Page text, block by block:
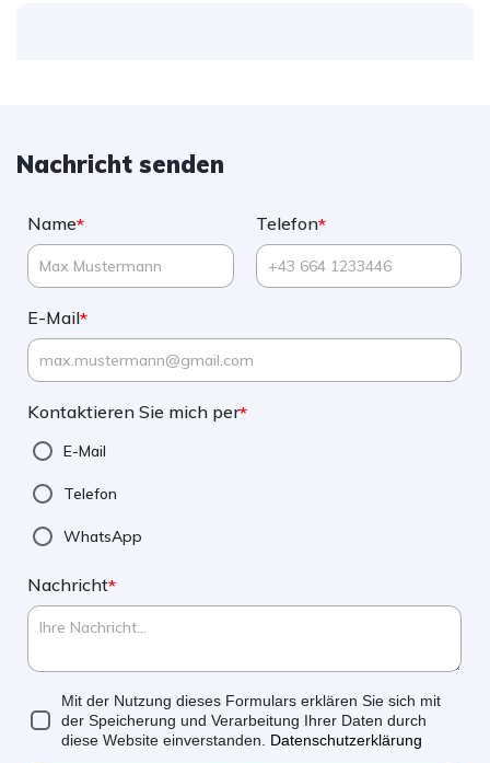
Nachricht senden
Name* Telefon*
E-Mail*
Kontaktieren Sie mich per*
E-Mail
Telefon
WhatsApp
Nachricht*
Mit der Nutzung dieses Formulars erklären Sie sich mit
der Speicherung und Verarbeitung Ihrer Daten durch
diese Website einverstanden. Datenschutzerklärung